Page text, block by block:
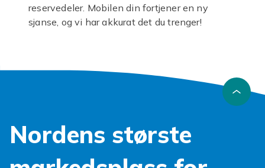
reservedeler. Mobilen din fortjener en ny
sjanse, og vi har akkurat det du trenger!
for deg. Vårt sortiment av
er nøye utvalgt for å hjelpe
deg med å puste nytt liv i din enhet. Tenk så
En ødelagtGalaxy A20 skjermer ingen
verdens undergang. Med en ny skjerm kan du
igjen nyte skarpe bilder og responsiv berøring,
Nordens største